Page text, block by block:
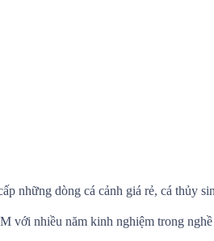
những dòng cá cảnh giá rẻ, cá thủy
với nhiều năm kinh nghiệm trong